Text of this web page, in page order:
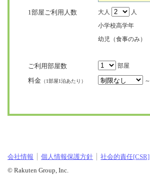
1部屋ご利用人数 大人
人
小学校高学年
幼児（食事のみ）
ご利用部屋数 部屋
料金 （1部屋1泊あたり） ～
会社情報 個人情報保護方針 社会的責任[CSR]
© Rakuten Group, Inc.